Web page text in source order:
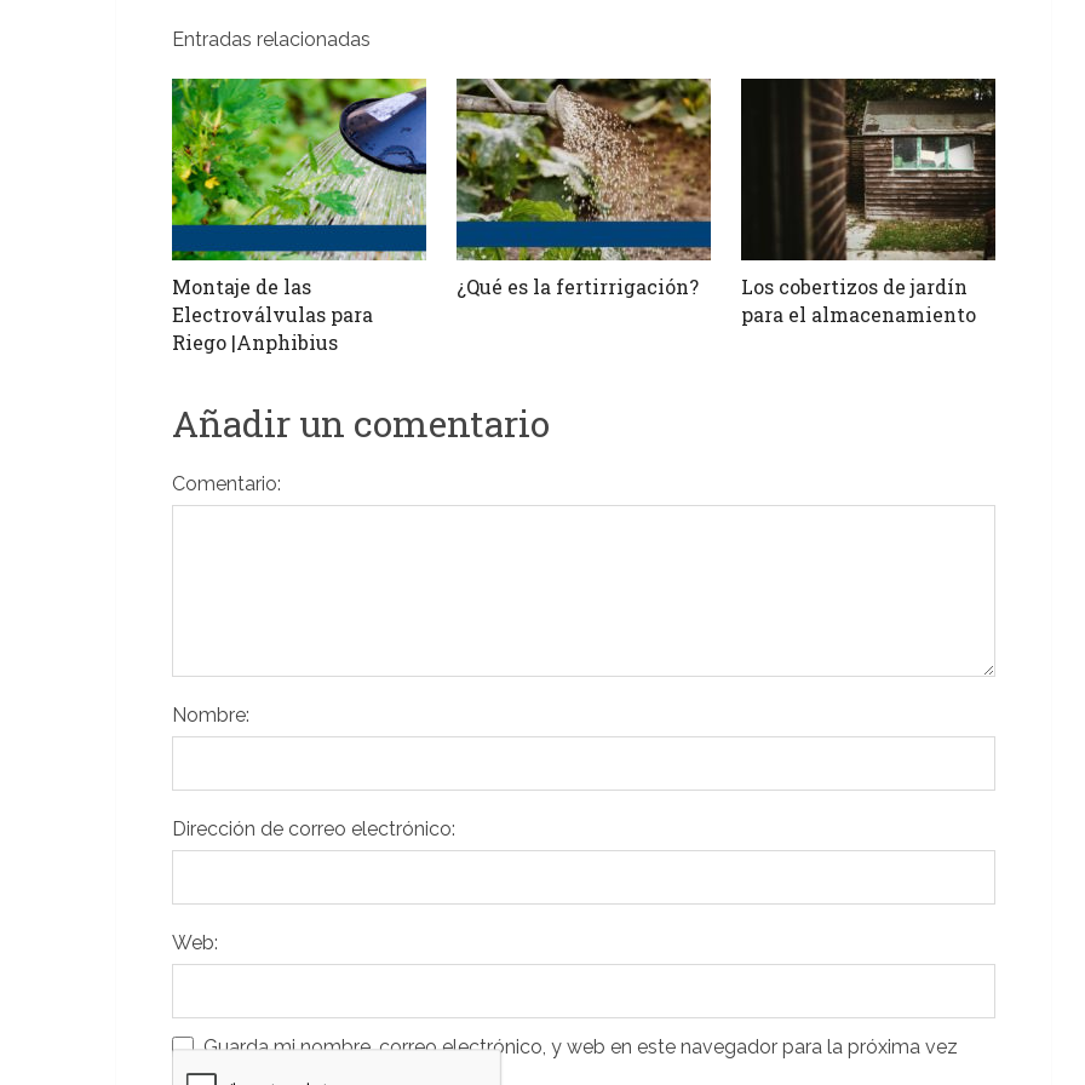
Entradas relacionadas
Montaje de las
Electroválvulas para
Riego |Anphibius
¿Qué es la fertirrigación?
Los cobertizos de jardín
para el almacenamiento
Añadir un comentario
Comentario:
Nombre:
Dirección de correo electrónico:
Web:
Guarda mi nombre, correo electrónico, y web en este navegador para la próxima vez
que comente.